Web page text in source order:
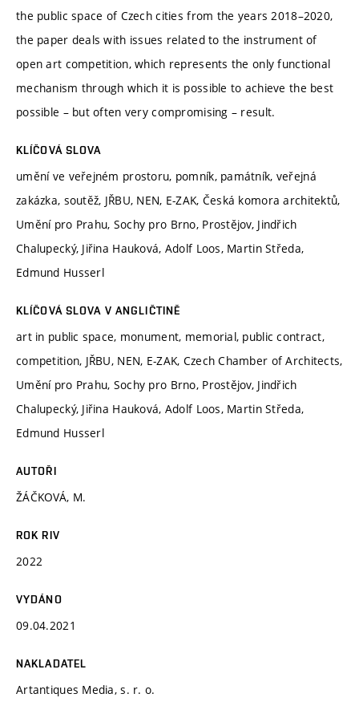
the public space of Czech cities from the years 2018–2020,
the paper deals with issues related to the instrument of
open art competition, which represents the only functional
mechanism through which it is possible to achieve the best
possible – but often very compromising – result.
KLÍČOVÁ SLOVA
umění ve veřejném prostoru, pomník, památník, veřejná
zakázka, soutěž, JŘBU, NEN, E-ZAK, Česká komora architektů,
Umění pro Prahu, Sochy pro Brno, Prostějov, Jindřich
Chalupecký, Jiřina Hauková, Adolf Loos, Martin Středa,
Edmund Husserl
KLÍČOVÁ SLOVA V ANGLIČTINĚ
art in public space, monument, memorial, public contract,
competition, JŘBU, NEN, E-ZAK, Czech Chamber of Architects,
Umění pro Prahu, Sochy pro Brno, Prostějov, Jindřich
Chalupecký, Jiřina Hauková, Adolf Loos, Martin Středa,
Edmund Husserl
AUTOŘI
ŽÁČKOVÁ, M.
ROK RIV
2022
VYDÁNO
09.04.2021
NAKLADATEL
Artantiques Media, s. r. o.